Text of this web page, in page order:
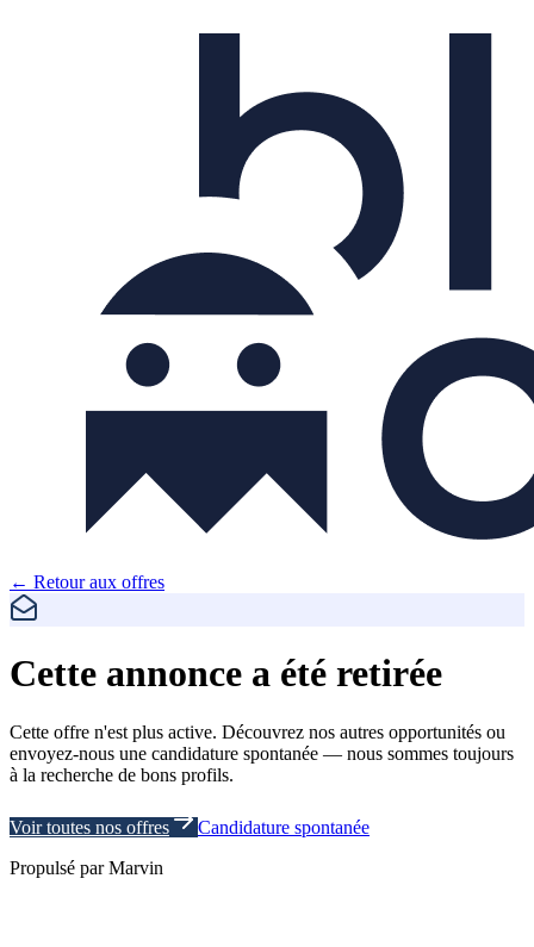
← Retour aux offres
Cette annonce a été retirée
Cette offre n'est plus active. Découvrez nos autres opportunités ou
envoyez-nous une candidature spontanée — nous sommes toujours
à la recherche de bons profils.
Voir toutes nos offres
Candidature spontanée
Propulsé par Marvin